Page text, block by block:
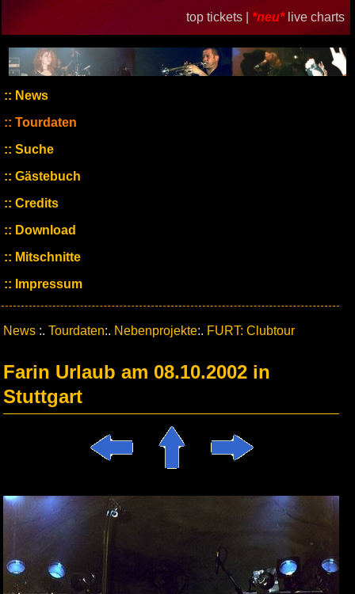
top tickets | *neu* live charts
News
Tourdaten
Suche
Gästebuch
Credits
Download
Mitschnitte
Impressum
News :. Tourdaten:. Nebenprojekte:. FURT: Clubtour
Farin Urlaub am 08.10.2002 in
Stuttgart